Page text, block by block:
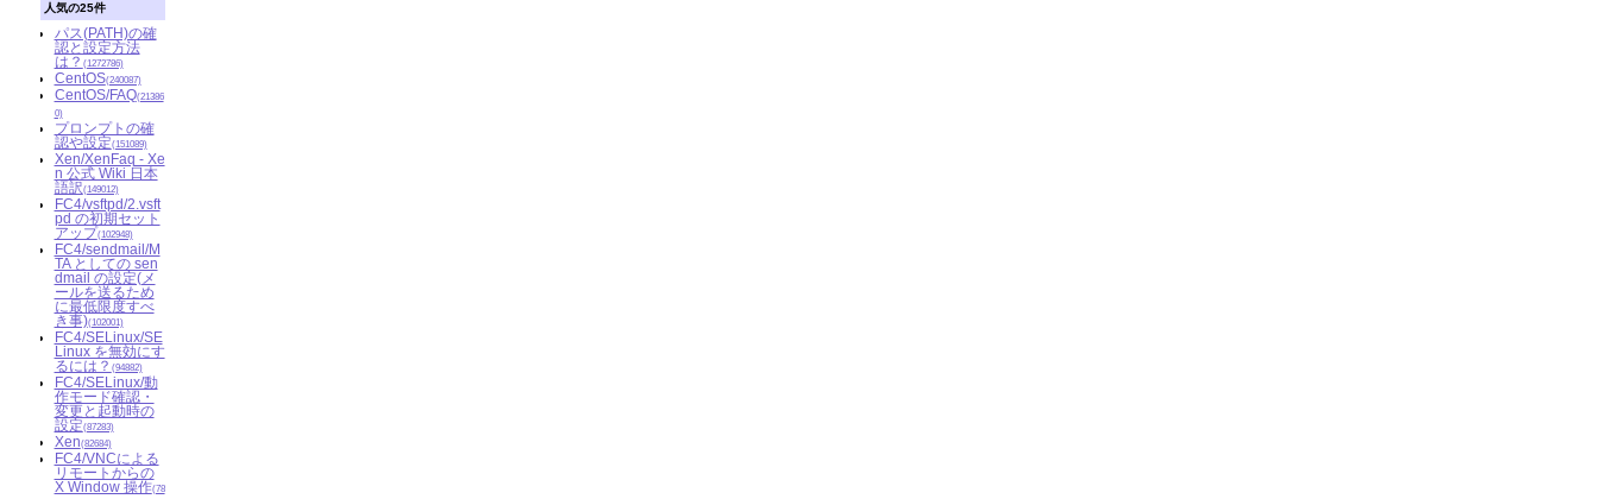
人気の25件
パス(PATH)の確
認と設定方法
は？ (1272786)
CentOS(240087)
CentOS/FAQ(21386
0)
プロンプトの確
認や設定(151089)
Xen/XenFaq - Xe
n 公式 Wiki 日本
語訳(149012)
FC4/vsftpd/2.vsft
pd の初期セット
アップ(102948)
FC4/sendmail/M
TA としての sen
dmail の設定(メ
ールを送るため
に最低限度すべ
き事)(102001)
FC4/SELinux/SE
Linux を無効にす
るには？ (94882)
FC4/SELinux/動
作モード確認・
変更と起動時の
設定(87283)
Xen(82684)
FC4/VNCによる
リモートからの
X Window 操作(78